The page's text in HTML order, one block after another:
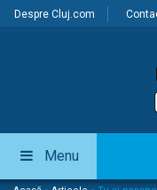
Despre Cluj.com
Menu